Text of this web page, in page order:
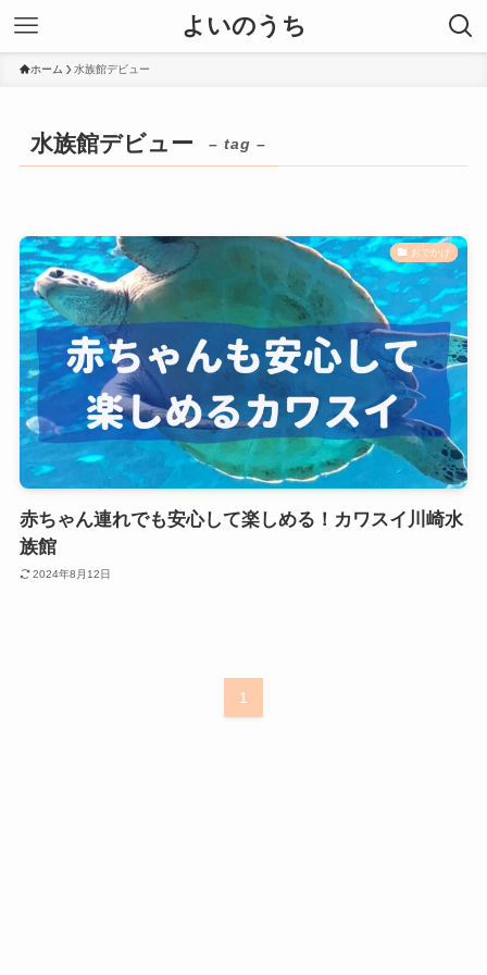
よいのうち
ホーム 水族館デビュー
水族館デビュー – tag –
おでかけ
赤ちゃん連れでも安心して楽しめる！カワスイ川崎水
族館
2024年8月12日
1